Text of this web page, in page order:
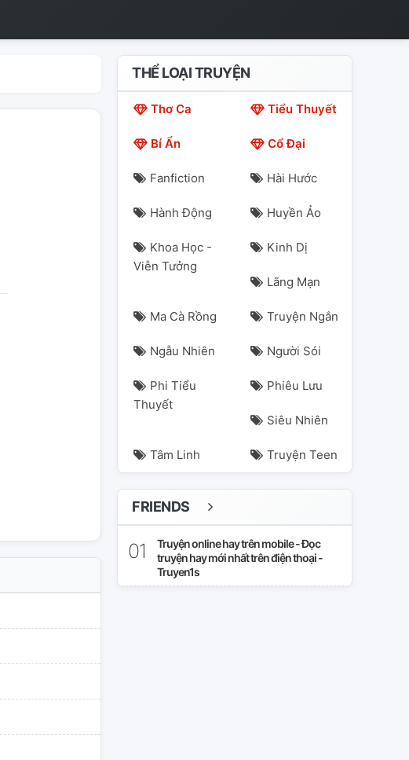
THỂ LOẠI TRUYỆN
Thơ Ca Tiểu Thuyết
Bí Ẩn Cổ Đại
Fanfiction Hài Hước
Hành Động Huyền Ảo
Khoa Học -
Viễn Tưởng
Kinh Dị
Lãng Mạn
Ma Cà Rồng Truyện Ngắn
Ngẫu Nhiên Người Sói
Phi Tiểu
Thuyết
Phiêu Lưu
Siêu Nhiên
Tâm Linh Truyện Teen
FRIENDS
Truyện online hay trên mobile - Đọc
truyện hay mới nhất trên điện thoại -
Truyen1s